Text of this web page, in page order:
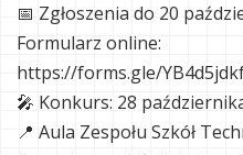
📅 Zgłoszenia do 20
Formularz online:
https://forms.gle/
🎤 Konkurs: 28
📍 Aula Zespołu Szkół